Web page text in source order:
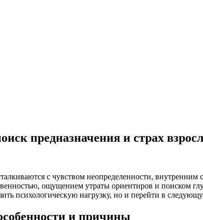
предназначения и страх
с чувством неопределенности, внутренним
ощущением утраты ориентиров и поиском
психологическую нагрузку, но и перейти в
и причины